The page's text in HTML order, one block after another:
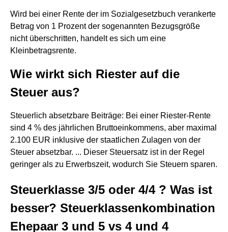
Wird bei einer Rente der im Sozialgesetzbuch verankerte
Betrag von 1 Prozent der sogenannten Bezugsgröße
nicht überschritten, handelt es sich um eine
Kleinbetragsrente.
Wie wirkt sich Riester auf die
Steuer aus?
Steuerlich absetzbare Beiträge: Bei einer Riester-Rente
sind 4 % des jährlichen Bruttoeinkommens, aber maximal
2.100 EUR inklusive der staatlichen Zulagen von der
Steuer absetzbar. ... Dieser Steuersatz ist in der Regel
geringer als zu Erwerbszeit, wodurch Sie Steuern sparen.
Steuerklasse 3/5 oder 4/4 ? Was ist
besser? Steuerklassenkombination
Ehepaar 3 und 5 vs 4 und 4